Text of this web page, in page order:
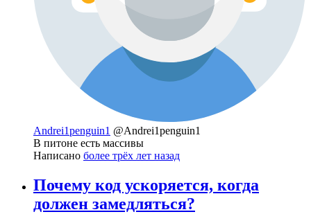
Andrei1penguin1 @Andrei1penguin1
В питоне есть массивы
Написано более трёх лет назад
Почему код ускоряется, когда
должен замедляться?